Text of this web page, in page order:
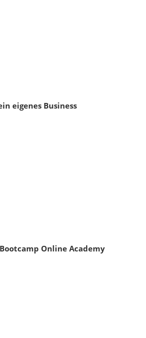
eigenes Business
Online Academy